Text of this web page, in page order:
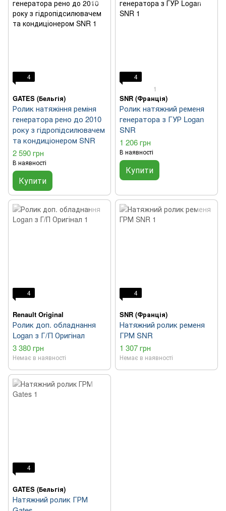
4
GATES (Бельгія)
Ролик натяжіння реміня
генератора рено до 2010
року з гідропідсилювачем
та кондиціонером SNR
2 590 грн
В наявності
Купити
4
1
SNR (Франція)
Ролик натяжний ременя
генератора з ГУР Logan
SNR
1 206 грн
В наявності
Купити
4
Renault Original
Ролик доп. обладнання
Logan з Г/П Оригінал
3 380 грн
Немає в наявності
4
SNR (Франція)
Натяжний ролик ременя
ГРМ SNR
1 307 грн
Немає в наявності
4
GATES (Бельгія)
Натяжний ролик ГРМ